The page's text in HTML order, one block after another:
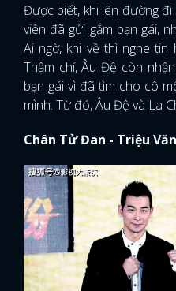
Được biết, khi lên đường
viên đã gửi gắm bạn gái,
Ai ngờ, khi về thì nghe tin
Thậm chí, Âu Đệ còn
bạn gái vì đã tìm cho cô
mình. Từ đó, Âu Đệ và La
Chân Tử Đan - Triệu